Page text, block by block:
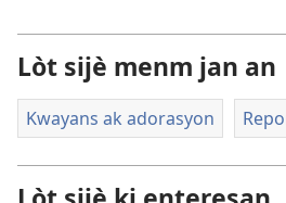
Lòt sijè menm jan an
Kwayans ak adorasyon